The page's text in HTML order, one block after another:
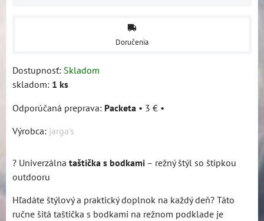
Doručenia
Dostupnosť: Skladom
skladom: 1 ks
Packeta • 3 € •
Výrobca: jarga's
? Univerzálna taštička s bodkami – režný štýl so štipkou
outdooru
Hľadáte štýlový a praktický doplnok na každý deň? Táto
ručne šitá taštička s bodkami na režnom podklade je